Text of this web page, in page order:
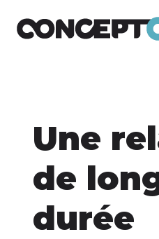
Une
de
durée